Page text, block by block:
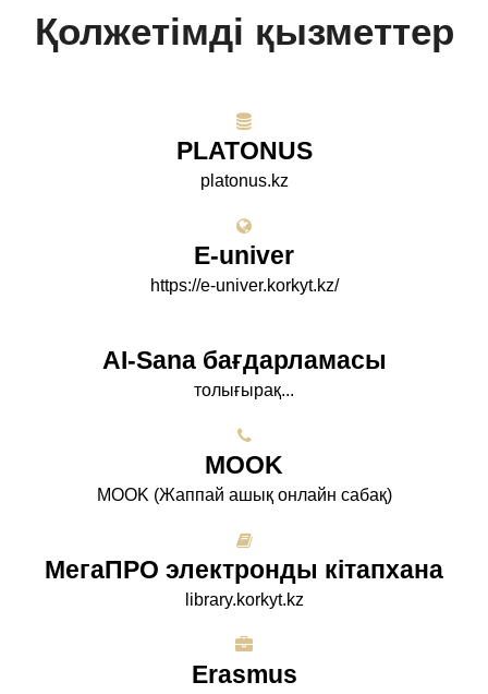
Қолжетімді қызметтер
PLATONUS
platonus.kz
E-univer
https://e-univer.korkyt.kz/
AI-Sana бағдарламасы
толығырақ...
МООK
МООK (Жаппай ашық онлайн сабақ)
МегаПРО электронды кітапхана
library.korkyt.kz
Erasmus